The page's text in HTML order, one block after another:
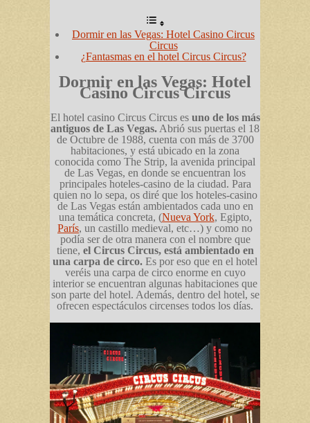
Dormir en las Vegas: Hotel Casino Circus
Circus
¿Fantasmas en el hotel Circus Circus?
Dormir en las Vegas: Hotel
Casino Circus Circus
El hotel casino Circus Circus es uno de los más
antiguos de Las Vegas. Abrió sus puertas el 18
de Octubre de 1988, cuenta con más de 3700
habitaciones, y está ubicado en la zona
conocida como The Strip, la avenida principal
de Las Vegas, en donde se encuentran los
principales hoteles-casino de la ciudad. Para
quien no lo sepa, os diré que los hoteles-casino
de Las Vegas están ambientados cada uno en
una temática concreta, (Nueva York, Egipto,
París, un castillo medieval, etc…) y como no
podía ser de otra manera con el nombre que
tiene, el Circus Circus, está ambientado en
una carpa de circo. Es por eso que en el hotel
veréis una carpa de circo enorme en cuyo
interior se encuentran algunas habitaciones que
son parte del hotel. Además, dentro del hotel, se
ofrecen espectáculos circenses todos los días.